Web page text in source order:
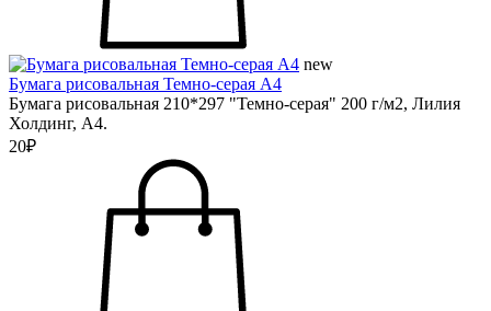
new
Бумага рисовальная Темно-серая А4
Бумага рисовальная 210*297 "Темно-серая" 200 г/м2, Лилия
Холдинг, А4.
20₽